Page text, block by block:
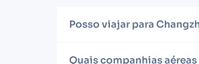
Posso viajar para
Quais companhias